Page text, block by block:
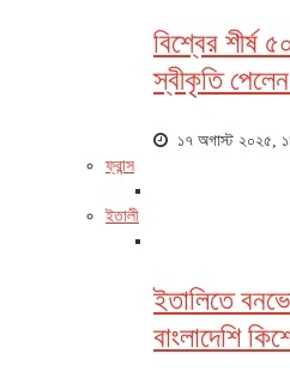
বিশ্বের শীর্ষ
স্বীকৃতি পেলেন
১৭ অগাস্ট ২০২৫,
ফ্রান্স
ইতালী
ইতালিতে
বাংলাদেশি